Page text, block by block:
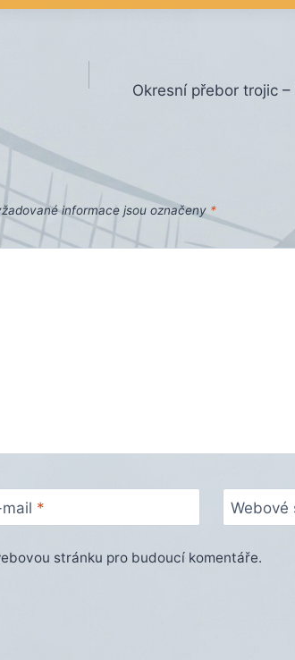
Okresní přebor trojic
informace jsou označeny *
* Webové
stránku pro budoucí komentáře.